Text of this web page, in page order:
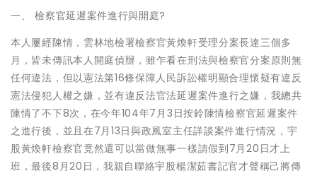
一、 檢察官延遲案件進行與開庭?
本人屢經陳情，雲林地檢署檢察官黃煥軒受理分案長達三個多
月，皆未傳訊本人開庭偵辦，雖乍看在刑法與檢察官分案原則無
任何違法，但以憲法第16條保障人民訴訟權明顯合理懷疑有違反
憲法侵犯人權之嫌，並有違反法官法延遲案件進行之嫌，我總共
陳情了不下8次，在今年104年7月3日按鈴陳情檢察官延遲案件
之進行後，並且在7月13日與政風室主任詳談案件進行情況，宇
股黃煥軒檢察官竟然還可以當做無事一樣請假到7月20日才上
班，最後8月20日，我親自聯絡宇股楊潔茹書記官才聲稱己將傳